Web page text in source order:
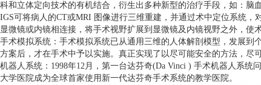
科和立体定向技术的有机结合，衍生出多种新型的治疗手段，如：脑
IGS可将病人的CT或MRI 图像进行三维重建，并通过术中定位系统
显微镜或内镜相连接，将手术视野扩展到显微镜及内镜视野之外，使
手术模拟系统：手术模拟系统已从通用三维的人体解剖模型，发展
方案后，才在手术中予以实施。真正实现了以尽可能安全的方法，尽
机器人系统：1998年12月，第一台达芬奇(Da Vinci ) 手术机器人系
大学医院成为全球首家使用新一代达芬奇手术系统的教学医院。